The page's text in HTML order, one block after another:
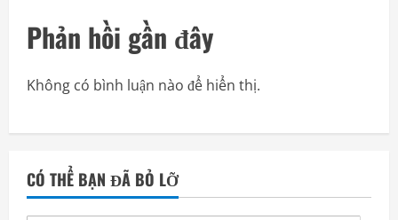
Phản hồi gần đây
Không có bình luận nào để hiển thị.
CÓ THỂ BẠN ĐÃ BỎ LỠ